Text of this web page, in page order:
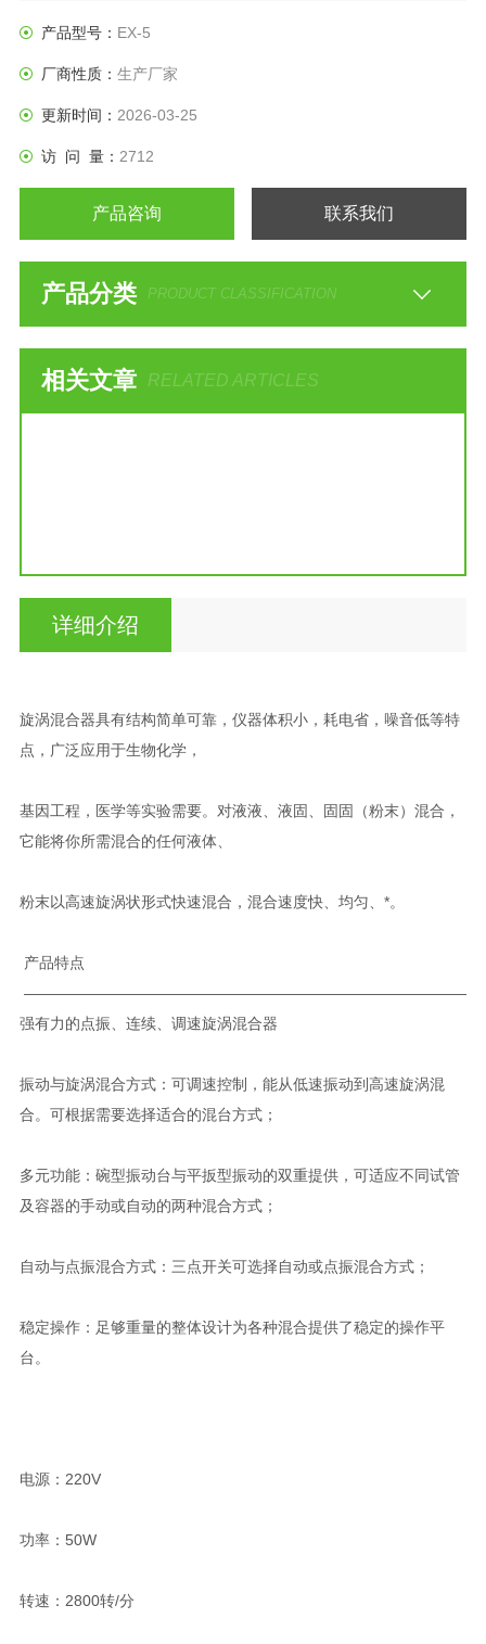
产品型号： EX-5
厂商性质： 生产厂家
更新时间： 2026-03-25
访 问 量： 2712
产品咨询 联系我们
产品分类 PRODUCT CLASSIFICATION
相关文章 RELATED ARTICLES
详细介绍
旋涡混合器具有结构简单可靠，仪器体积小，耗电省，噪音低等特
点，广泛应用于生物化学，
基因工程，医学等实验需要。对液液、液固、固固（粉末）混合，
它能将你所需混合的任何液体、
粉末以高速旋涡状形式快速混合，混合速度快、均匀、*。
产品特点
强有力的点振、连续、调速旋涡混合器
振动与旋涡混合方式：可调速控制，能从低速振动到高速旋涡混
合。可根据需要选择适合的混台方式；
多元功能：碗型振动台与平扳型振动的双重提供，可适应不同试管
及容器的手动或自动的两种混合方式；
自动与点振混合方式：三点开关可选择自动或点振混合方式；
稳定操作：足够重量的整体设计为各种混合提供了稳定的操作平
台。
电源：220V
功率：50W
转速：2800转/分